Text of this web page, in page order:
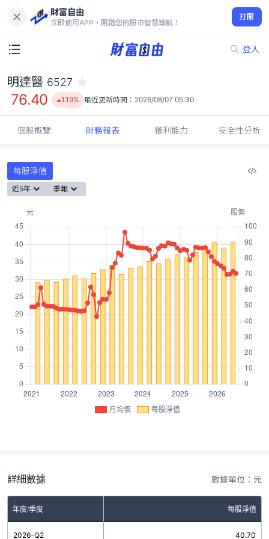
財富自由
立即使用APP，開啟您的股市智慧導航！
打開
登入
76.40
1.19%
明達醫 6527
76.40 1.19% 最近更新時間： 2026/08/07 05:30
個股概覽 財務報表 獲利能力 安全性分析
每股淨值
近5年 季報
月均價 每股淨值
詳細數據 數據單位：元
年度/季度 每股淨值
2026-Q2 40.70